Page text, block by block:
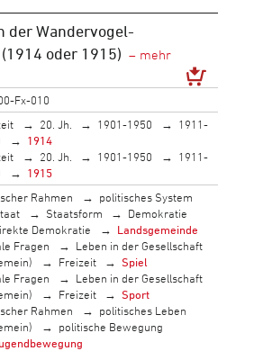
der Wandervogel-
oder 1915)
Fx-010
20. Jh. 1901-1950
1911-
1914
20. Jh. 1901-1950
1911-
1915
Rahmen
politisches System
Staatsform
Demokratie
Demokratie
Landsgemeinde
Fragen
Leben in der Gesellschaft
Freizeit
Spiel
Fragen
Leben in der Gesellschaft
Freizeit
Sport
Rahmen
politisches Leben
politische Bewegung